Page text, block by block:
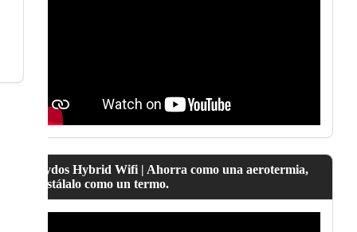
Lydos Hybrid Wifi | Ahorra como una aerotermia,
instálalo como un termo.